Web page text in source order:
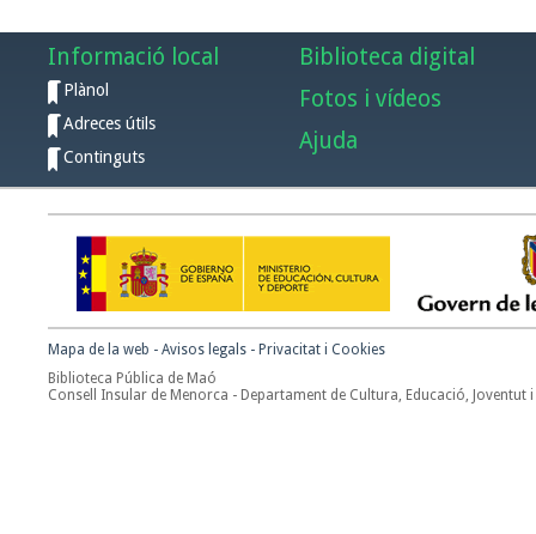
Informació local
Plànol
Adreces útils
Continguts
Biblioteca digital
Fotos i vídeos
Ajuda
Mapa de la web - Avisos legals - Privacitat i Cookies
Biblioteca Pública de Maó
Consell Insular de Menorca - Departament de Cultura, Educació, Joventut